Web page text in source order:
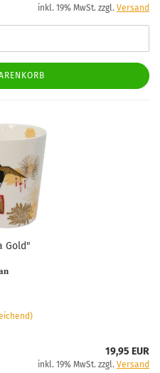
inkl. 19% MwSt. zzgl. Versand
Gold"
19,95 EUR
inkl. 19% MwSt. zzgl. Versand